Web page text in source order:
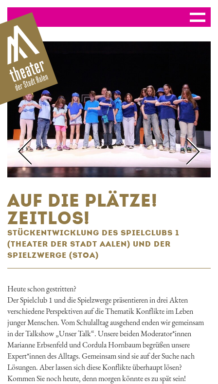
AUF DIE PLÄTZE!
ZEITLOS!
STÜCKENTWICKLUNG DES SPIELCLUBS 1
(THEATER DER STADT AALEN) UND DER
SPIELZWERGE (STOA)
Heute schon gestritten?
Der Spielclub 1 und die Spielzwerge präsentieren in drei Akten
verschiedene Perspektiven auf die Thematik Konflikte im Leben
junger Menschen. Vom Schulalltag ausgehend enden wir gemeinsam
in der Talkshow „Unser Talk“. Unsere beiden Moderator*innen
Marianne Erbsenfeld und Cordula Hornbaum begrüßen unsere
Expert*innen des Alltags. Gemeinsam sind sie auf der Suche nach
Lösungen. Aber lassen sich diese Konflikte überhaupt lösen?
Kommen Sie noch heute, denn morgen könnte es zu spät sein!